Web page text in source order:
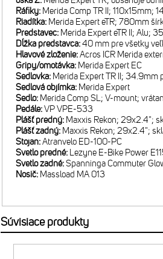
Ráfiky: Merida Comp TR II; 110x15mm;
Riadítka: Merida Expert eTR; 780mm
Predstavec: Merida Expert eTR II; Alu;
Dĺžka predstavca:40 mm pre všetky
Hlavové zloženie:Acros ICR Merida
Gripy/omotávka: Merida Expert EC
Sedlovka: Merida Expert TR II;
Sedlová objímka: Merida Expert
Sedlo: Merida Comp SL; V-mount;
Pedále:VP VPE-533
Plášť predný: Maxxis Rekon; 29x2.4";
Plášť zadný: Maxxis Rekon; 29x2.4";
Stojan:Atranvelo ED-100-PC
Svetlo predné: Lezyne E-Bike Power
Svetlo zadné:Spanninga Commuter
Nosič: Massload MA 013
Súvisiace produkty